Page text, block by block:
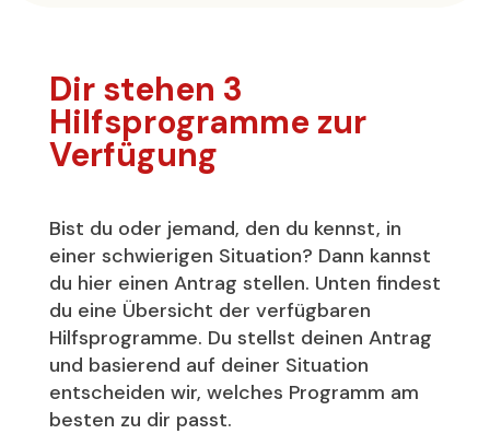
Dir stehen 3
Hilfsprogramme zur
Verfügung
Bist du oder jemand, den du kennst, in
einer schwierigen Situation? Dann kannst
du hier einen Antrag stellen. Unten findest
du eine Übersicht der verfügbaren
Hilfsprogramme. Du stellst deinen Antrag
und basierend auf deiner Situation
entscheiden wir, welches Programm am
besten zu dir passt.